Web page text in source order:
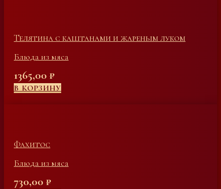
Телятина с каштанами и жареным луком
Блюда из мяса
1365,00 ₽
В КОРЗИНУ
Фахитос
Блюда из мяса
730,00 ₽